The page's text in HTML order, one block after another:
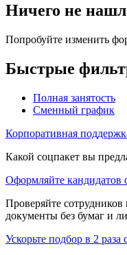
Ничего не
Попробуйте изменить
Быстрые
Полная занятость
Сменный график
Корпоративная
Какой соцпакет вы
Оформляйте кандидатов
Проверяйте
документы без бумаг и
Ускорьте подбор в 2 раза